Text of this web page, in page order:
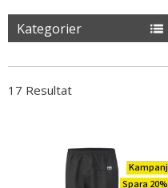
Kategorier
17 Resultat
Kampanj
Spara 20%